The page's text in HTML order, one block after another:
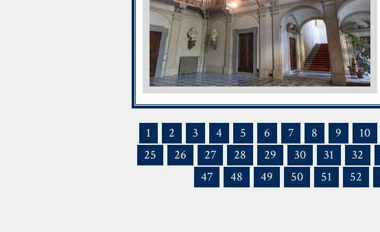
1 2 3 4 5 6 7 8 9 10
25
26 27 28 29 30 31 32
47
48 49 50 51 52